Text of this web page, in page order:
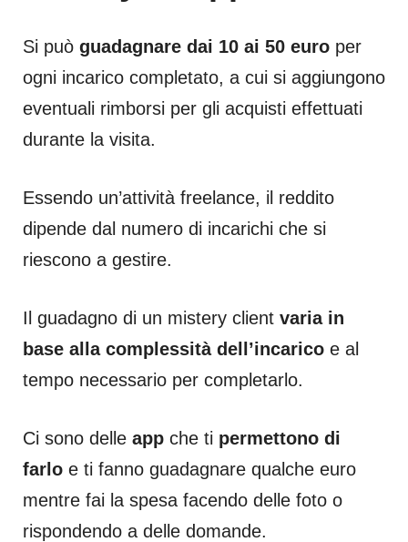
Si può guadagnare dai 10 ai 50 euro per
ogni incarico completato, a cui si aggiungono
eventuali rimborsi per gli acquisti effettuati
durante la visita.
Essendo un’attività freelance, il reddito
dipende dal numero di incarichi che si
riescono a gestire.
Il guadagno di un mistery client varia in
base alla complessità dell’incarico e al
tempo necessario per completarlo.
Ci sono delle app che ti permettono di
farlo e ti fanno guadagnare qualche euro
mentre fai la spesa facendo delle foto o
rispondendo a delle domande.